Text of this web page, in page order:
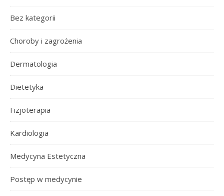
Bez kategorii
Choroby i zagrożenia
Dermatologia
Dietetyka
Fizjoterapia
Kardiologia
Medycyna Estetyczna
Postęp w medycynie